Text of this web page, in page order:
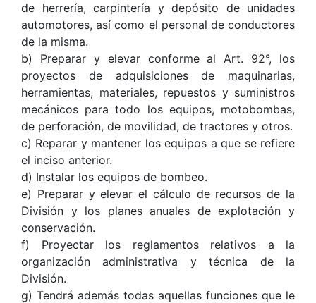
de herrería, carpintería y depósito de unidades
automotores, así como el personal de conductores
de la misma.
b) Preparar y elevar conforme al Art. 92°, los
proyectos de adquisiciones de maquinarias,
herramientas, materiales, repuestos y suministros
mecánicos para todo los equipos, motobombas,
de perforación, de movilidad, de tractores y otros.
c) Reparar y mantener los equipos a que se refiere
el inciso anterior.
d) Instalar los equipos de bombeo.
e) Preparar y elevar el cálculo de recursos de la
División y los planes anuales de explotación y
conservación.
f) Proyectar los reglamentos relativos a la
organización administrativa y técnica de la
División.
g) Tendrá además todas aquellas funciones que le